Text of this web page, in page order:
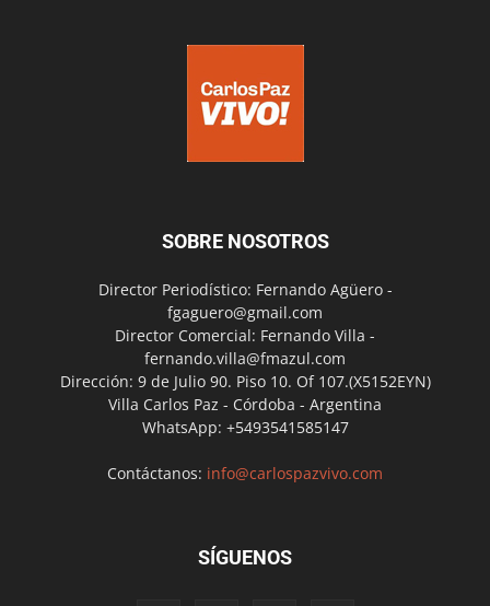
SOBRE NOSOTROS
Director Periodístico: Fernando Agüero -
fgaguero@gmail.com
Director Comercial: Fernando Villa -
fernando.villa@fmazul.com
Dirección: 9 de Julio 90. Piso 10. Of 107.(X5152EYN)
Villa Carlos Paz - Córdoba - Argentina
WhatsApp: +5493541585147
Contáctanos: info@carlospazvivo.com
SÍGUENOS